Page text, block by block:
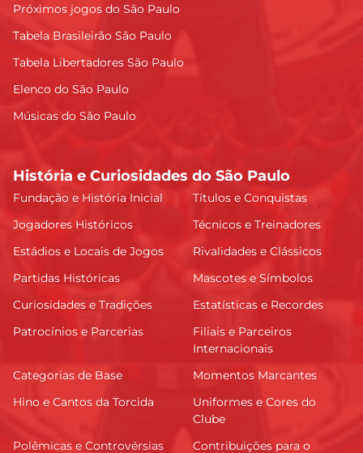
Próximos jogos do São Paulo
Tabela Brasileirão São Paulo
Tabela Libertadores São Paulo
Elenco do São Paulo
Músicas do São Paulo
História e Curiosidades do São Paulo
Fundação e História Inicial
Títulos e Conquistas
Jogadores Históricos
Técnicos e Treinadores
Estádios e Locais de Jogos
Rivalidades e Clássicos
Partidas Históricas
Mascotes e Símbolos
Curiosidades e Tradições
Estatísticas e Recordes
Patrocínios e Parcerias
Filiais e Parceiros
Internacionais
Categorias de Base
Momentos Marcantes
Hino e Cantos da Torcida
Uniformes e Cores do
Clube
Polêmicas e Controvérsias
Contribuições para o